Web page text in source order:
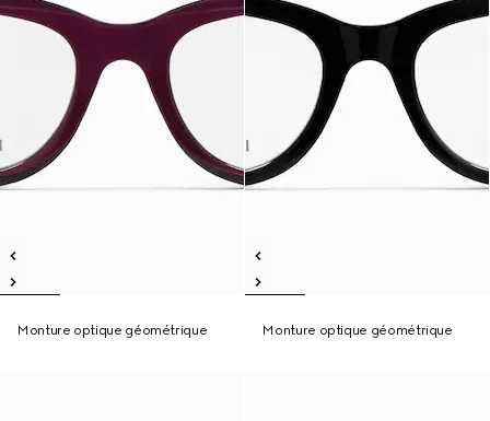
Monture optique géométrique Monture optique géométrique